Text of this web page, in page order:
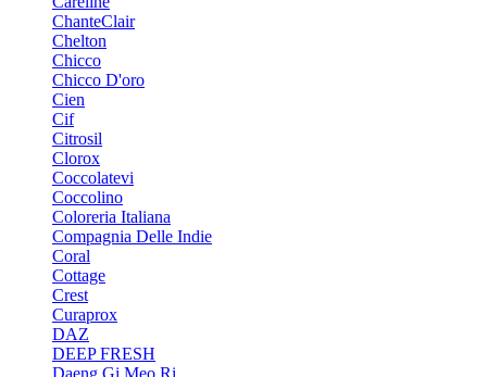
ChanteСlair
Chelton
Chicco
Chicco D'oro
Cien
Cif
Citrosil
Clorox
Coccolatevi
Coccolino
Coloreria Italiana
Compagnia Delle Indie
Coral
Cottage
Crest
Curaprox
DAZ
DEEP FRESH
Daeng Gi Meo Ri